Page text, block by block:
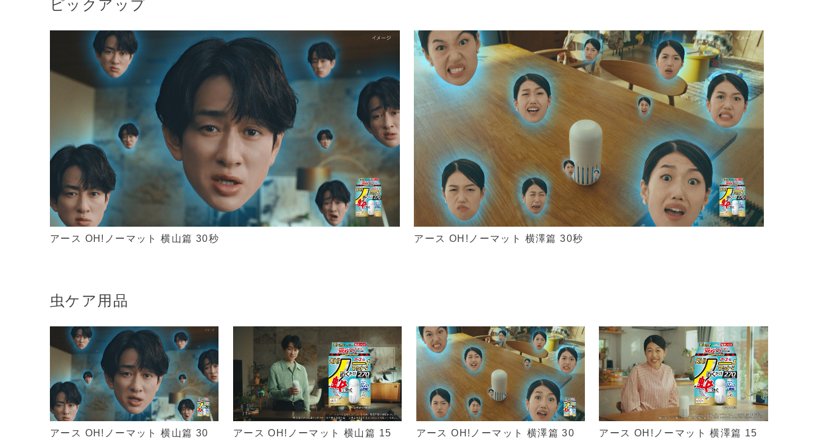
ピックアップ
アース OH!ノーマット 横山篇 30秒 アース OH!ノーマット 横澤篇 30秒
虫ケア用品
アース OH!ノーマット 横山篇 30
アース OH!ノーマット 横山篇 15
アース OH!ノーマット 横澤篇 30
アース OH!ノーマット 横澤篇 15